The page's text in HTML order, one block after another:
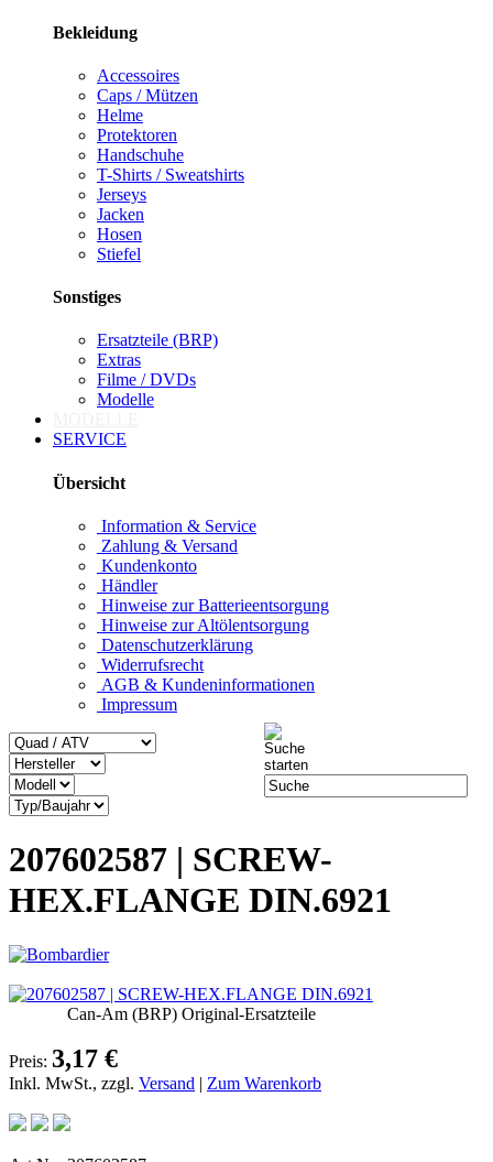
Bekleidung
Accessoires
Caps / Mützen
Helme
Protektoren
Handschuhe
T-Shirts / Sweatshirts
Jerseys
Jacken
Hosen
Stiefel
Sonstiges
Ersatzteile (BRP)
Extras
Filme / DVDs
Modelle
SERVICE
Übersicht
Information & Service
Zahlung & Versand
Kundenkonto
Händler
Hinweise zur Batterieentsorgung
Hinweise zur Altölentsorgung
Datenschutzerklärung
Widerrufsrecht
AGB & Kundeninformationen
Impressum
207602587 | SCREW-
HEX.FLANGE DIN.6921
Can-Am (BRP) Original-Ersatzteile
Preis: 3,17 €
Inkl. MwSt., zzgl. Versand | Zum Warenkorb